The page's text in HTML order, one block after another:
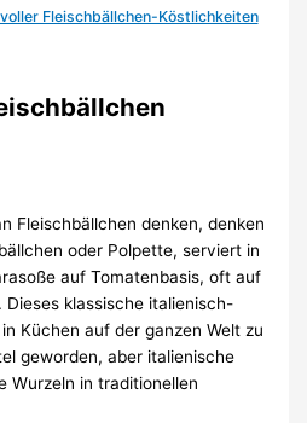
voller Fleischbällchen-Köstlichkeiten
Fleischbällchen denken, denken
oder Polpette, serviert in
auf Tomatenbasis, oft auf
klassische italienisch-
Küchen auf der ganzen Welt zu
geworden, aber italienische
Wurzeln in traditionellen